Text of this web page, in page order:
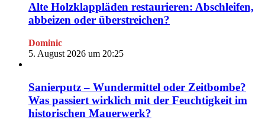
Alte Holzklappläden restaurieren: Abschleifen,
abbeizen oder überstreichen?
Dominic
5. August 2026 um 20:25
Sanierputz – Wundermittel oder Zeitbombe?
Was passiert wirklich mit der Feuchtigkeit im
historischen Mauerwerk?